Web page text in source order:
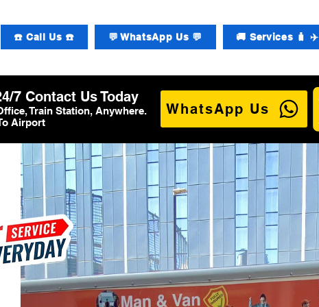
☎️ Call Us ☎️ 💬 WhatsApp Us 💬 🚚 Services 🧳 ✈️
7 Contact Us Today
Train Station, Anywhere.
Airport
WhatsApp Us